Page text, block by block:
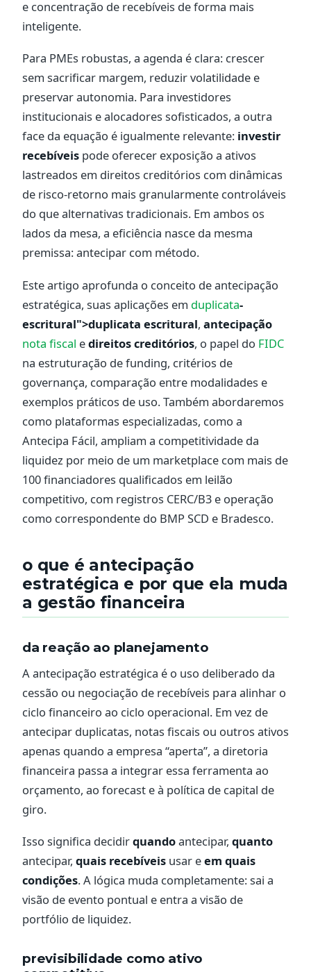
e concentração de recebíveis de forma mais
inteligente.
Para PMEs robustas, a agenda é clara: crescer
sem sacrificar margem, reduzir volatilidade e
preservar autonomia. Para investidores
institucionais e alocadores sofisticados, a outra
face da equação é igualmente relevante: investir
recebíveis pode oferecer exposição a ativos
lastreados em direitos creditórios com dinâmicas
de risco-retorno mais granularmente controláveis
do que alternativas tradicionais. Em ambos os
lados da mesa, a eficiência nasce da mesma
premissa: antecipar com método.
Este artigo aprofunda o conceito de antecipação
estratégica, suas aplicações em duplicata-
escritural">duplicata escritural, antecipação
nota fiscal edireitos creditórios, o papel do FIDC
na estruturação de funding, critérios de
governança, comparação entre modalidades e
exemplos práticos de uso. Também abordaremos
como plataformas especializadas, como a
Antecipa Fácil, ampliam a competitividade da
liquidez por meio de um marketplace com mais de
100 financiadores qualificados em leilão
competitivo, com registros CERC/B3 e operação
como correspondente do BMP SCD e Bradesco.
o que é antecipação
estratégica e por que ela muda
a gestão financeira
da reação ao planejamento
A antecipação estratégica é o uso deliberado da
cessão ou negociação de recebíveis para alinhar o
ciclo financeiro ao ciclo operacional. Em vez de
antecipar duplicatas, notas fiscais ou outros ativos
apenas quando a empresa “aperta”, a diretoria
financeira passa a integrar essa ferramenta ao
orçamento, ao forecast e à política de capital de
giro.
Isso significa decidirquandoantecipar, quanto
antecipar, quais recebíveis usar eem quais
condições. A lógica muda completamente: sai a
visão de evento pontual e entra a visão de
portfólio de liquidez.
previsibilidade como ativo